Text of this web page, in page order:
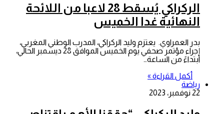
الركراكي يُسقط 28 لاعبا من اللائحة
النهائية غدا الخميس
بدر العمراوي. يعتزم وليد الركراكي، المدرب الوطني المغربي،
إجراء مؤتمر صحفي يوم الخميس الموافق 28 ديسمبر الحالي،
ابتداءً من الساعة…
أكمل القراءة »
رياضة
22 نوفمبر، 2023